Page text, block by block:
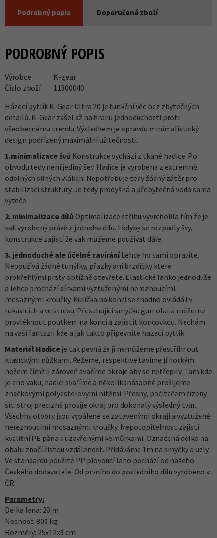
Podrobný popis Doporučené zboží
PODROBNÝ POPIS
Výrobce
K-gear
Číslo zboží
11800040
Házecí pytlík K-Gear Ultra 20 je funkční věc bez zbytečných
detailů. K-Gear zašel až na hranu jednoduchosti proti
všeobecnému trendu. Výsledkem je opravdu minimalistický
design podřízený maximální užitečnosti.
1.minimalizace švů Konstrukce vychází z tkané hadice. Po
obvodu tedy není jediný šev. Hadice je vyrobena z extremně
odolných silných vláken. Nepotřebuje tedy žádný zátěr pro
stabilizaci struktury. Je tedy prodyšná a přebytečná voda sama
vyteče.
2. minimalizace dílů Optimalizace střihu vyvrcholila tím že je
vak vyrobený právě z jednoho dílu. I kdyby se rozpadly švy,
konstrukce zajistí že vak můžeme používat dále.
3. jednoduché ale účelné zavíráníLehce ho sami opravíte.
Nepoužívá žádné tunýlky, přazky ani brzdičky které
prokřehlými prsty obtížně otevřete. Elastické lanko jednoduše
a lehce prochází dírkami vyztuženými nereznoucími
mosaznými kroužky. Kulička na konci se snadno ovládá i v
rukavicích a ve stresu. Přesahující smyčku gumolana můžeme
provléknout poutkem na konci a zajistit koncovkou. Nechám
na vaší fantazii kde a jak takto připevníte hazecí pytlík.
Materiál Hadice je tak pevná že jí nemůžeme přestřihnout
klasickými nůžkami. Řežeme, respektive tavíme jí horkým
nožem čímž ji zároveň svaříme okraje aby se netřepily. Tam kde
je dno vaku, hadici svaříme a několikanásobně prošijeme
značkovými polyesterovými nitěmi. Přesný, počítačem řízený
šicí stroj precizně prošije okraj pro dokonalý výsledný tvar.
Všechny otvory jsou vypálené se zatavenými okraji a vyztužené
nereznoucími mosaznými kroužky. Nepotopitelnost zajistí
kvalitní PE pěna s uzavřenými komůrkami. Označená délka na
obalu značí čistou vzdálenost. Přidáváme 1m na smyčky a uzly.
Ve standardu použité PP plovoucí lano pochází od našeho
Českého dodavatele. Od prvního do posledního dílu vyrobeno v
ČR.
Parametry:
Délka lana: 20 m
Nosnost: 800 kg
Rozměry: 25x12x9 cm